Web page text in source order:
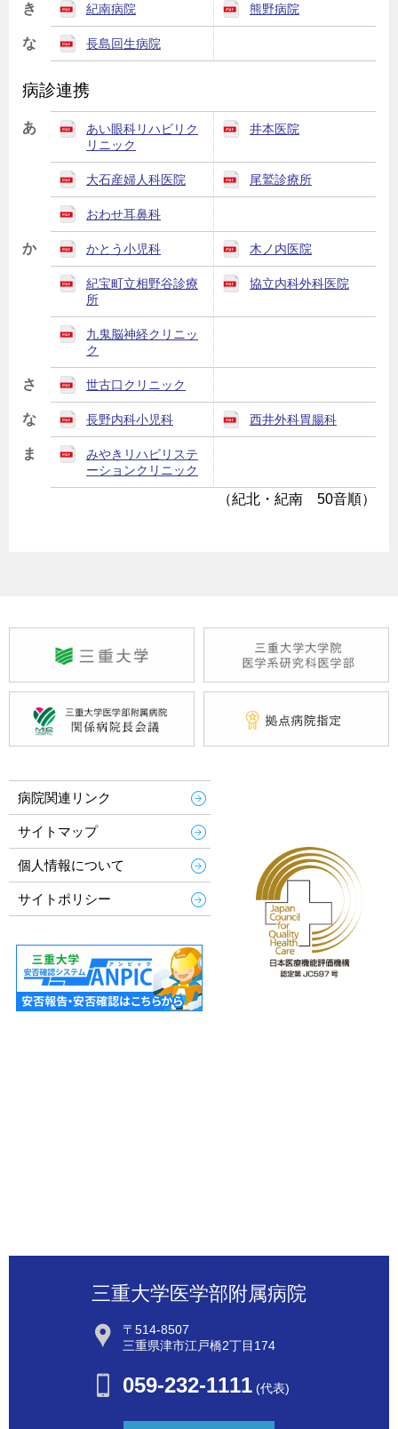
き 紀南病院 熊野病院
な 長島回生病院
病診連携
あ
あい眼科リハビリク
リニック
井本医院
大石産婦人科医院 尾鷲診療所
おわせ耳鼻科
か かとう小児科 木ノ内医院
紀宝町立相野谷診療
所
協立内科外科医院
九鬼脳神経クリニッ
ク
さ 世古口クリニック
な 長野内科小児科 西井外科胃腸科
ま
みやきリハビリステ
ーションクリニック
（紀北・紀南 50音順）
病院関連リンク
サイトマップ
個人情報について
サイトポリシー
三重大学医学部附属病院
〒514-8507
三重県津市江戸橋2丁目174
059-232-1111 (代表)